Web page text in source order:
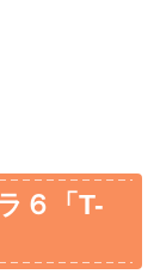
６「T-